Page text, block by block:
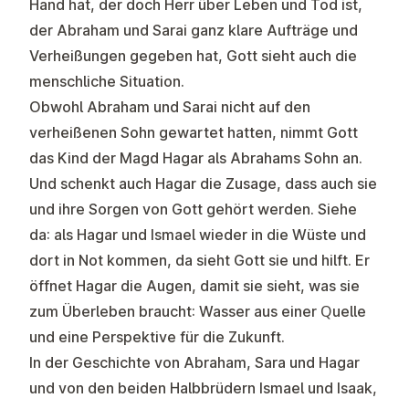
Hand hat, der doch Herr über Leben und Tod ist,
der Abraham und Sarai ganz klare Aufträge und
Verheißungen gegeben hat, Gott sieht auch die
menschliche Situation.
Obwohl Abraham und Sarai nicht auf den
verheißenen Sohn gewartet hatten, nimmt Gott
das Kind der Magd Hagar als Abrahams Sohn an.
Und schenkt auch Hagar die Zusage, dass auch sie
und ihre Sorgen von Gott gehört werden. Siehe
da: als Hagar und Ismael wieder in die Wüste und
dort in Not kommen, da sieht Gott sie und hilft. Er
öffnet Hagar die Augen, damit sie sieht, was sie
zum Überleben braucht: Wasser aus einer Quelle
und eine Perspektive für die Zukunft.
In der Geschichte von Abraham, Sara und Hagar
und von den beiden Halbbrüdern Ismael und Isaak,